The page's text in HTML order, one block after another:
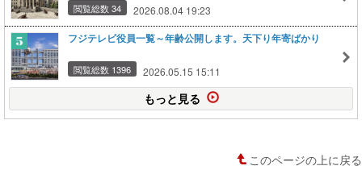
閲覧総数 34 2026.08.04 19:23
フジテレビ役員一覧～年齢公開します。天下り年寄ばかり
閲覧総数 1396 2026.05.15 15:11
もっと見る
このページの上に戻る